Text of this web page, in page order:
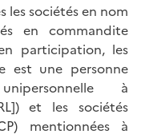
les sociétés en nom
en commandite
participation, les
est une personne
à
et les sociétés
mentionnées à